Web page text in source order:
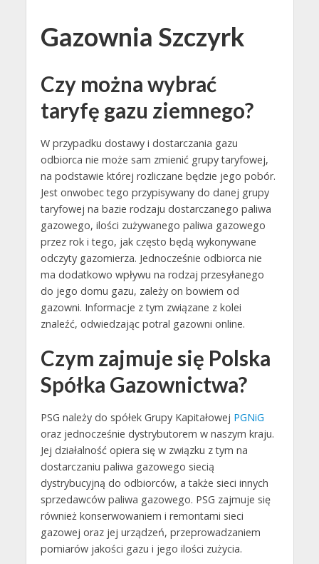
Gazownia Szczyrk
Czy można wybrać
taryfę gazu ziemnego?
W przypadku dostawy i dostarczania gazu
odbiorca nie może sam zmienić grupy taryfowej,
na podstawie której rozliczane będzie jego pobór.
Jest onwobec tego przypisywany do danej grupy
taryfowej na bazie rodzaju dostarczanego paliwa
gazowego, ilości zużywanego paliwa gazowego
przez rok i tego, jak często będą wykonywane
odczyty gazomierza. Jednocześnie odbiorca nie
ma dodatkowo wpływu na rodzaj przesyłanego
do jego domu gazu, zależy on bowiem od
gazowni. Informacje z tym związane z kolei
znaleźć, odwiedzając potral gazowni online.
Czym zajmuje się Polska
Spółka Gazownictwa?
PSG należy do spółek Grupy Kapitałowej PGNiG
oraz jednocześnie dystrybutorem w naszym kraju.
Jej działalność opiera się w związku z tym na
dostarczaniu paliwa gazowego siecią
dystrybucyjną do odbiorców, a także sieci innych
sprzedawców paliwa gazowego. PSG zajmuje się
również konserwowaniem i remontami sieci
gazowej oraz jej urządzeń, przeprowadzaniem
pomiarów jakości gazu i jego ilości zużycia.